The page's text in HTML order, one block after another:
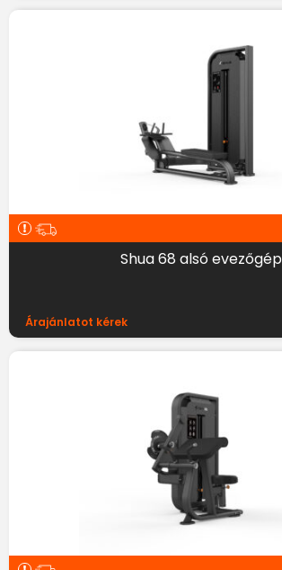
Shua 68 alsó evezőgép
Árajánlatot kérek